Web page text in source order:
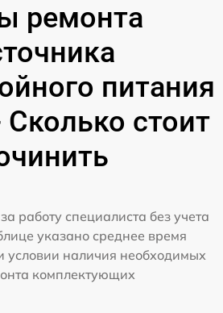
ремонта
питания
Сколько стоит
работу специалиста без учета
указано среднее время
условии наличия необходимых
комплектующих